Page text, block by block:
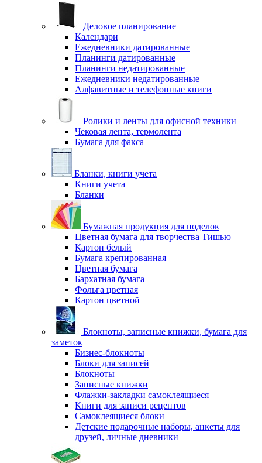
Деловое планирование
Календари
Ежедневники датированные
Планинги датированные
Планинги недатированные
Ежедневники недатированные
Алфавитные и телефонные книги
Ролики и ленты для офисной техники
Чековая лента, термолента
Бумага для факса
Бланки, книги учета
Книги учета
Бланки
Бумажная продукция для поделок
Цветная бумага для творчества Тишью
Картон белый
Бумага крепированная
Цветная бумага
Бархатная бумага
Фольга цветная
Картон цветной
Блокноты, записные книжки, бумага для
заметок
Бизнес-блокноты
Блоки для записей
Блокноты
Записные книжки
Флажки-закладки самоклеящиеся
Книги для записи рецептов
Самоклеящиеся блоки
Детские подарочные наборы, анкеты для
друзей, личные дневники